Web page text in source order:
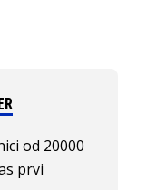
od 20000
prvi